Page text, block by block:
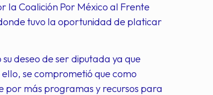
la Coalición Por México al Frente
tuvo la oportunidad de platicar
deseo de ser diputada ya que
se comprometió que como
por más programas y recursos para